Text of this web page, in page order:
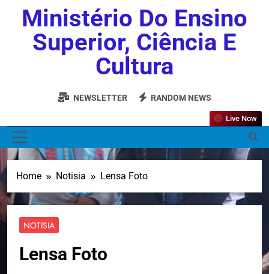
Ministério Do Ensino
Superior, Ciência E
Cultura
NEWSLETTER RANDOM NEWS
Live Now
Home Notisia Lensa Foto
NOTISIA
Lensa Foto